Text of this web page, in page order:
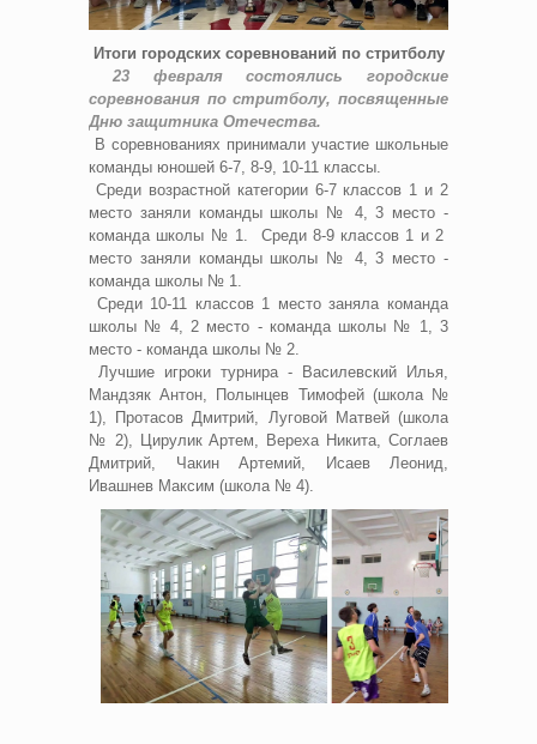
Итоги городских соревнований по стритболу
23 февраля состоялись городские
соревнования по стритболу, посвященные
Дню защитника Отечества.
В соревнованиях принимали участие школьные
команды юношей 6-7, 8-9, 10-11 классы.
Среди возрастной категории 6-7 классов 1 и 2
место заняли команды школы № 4, 3 место -
команда школы № 1. Среди 8-9 классов 1 и 2
место заняли команды школы № 4, 3 место -
команда школы № 1.
Среди 10-11 классов 1 место заняла команда
школы № 4, 2 место - команда школы № 1, 3
место - команда школы № 2.
Лучшие игроки турнира - Василевский Илья,
Мандзяк Антон, Полынцев Тимофей (школа №
1), Протасов Дмитрий, Луговой Матвей (школа
№ 2), Цирулик Артем, Вереха Никита, Соглаев
Дмитрий, Чакин Артемий, Исаев Леонид,
Ивашнев Максим (школа № 4).